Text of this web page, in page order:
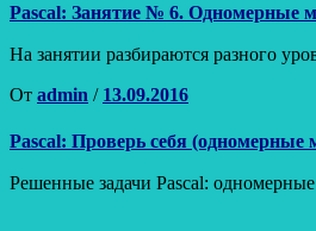
Pascal: Занятие № 6. Одномерные
На занятии разбираются разного
От admin / Опубликовано
13.09.2016
Pascal: Проверь себя (одномерные
Решенные задачи Pascal: